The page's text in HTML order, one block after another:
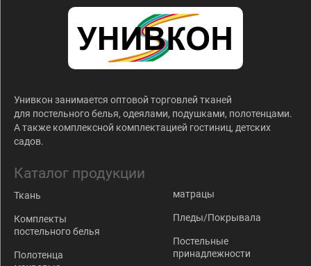
Унивкон занимается оптовой торговлей тканей
для постельного белья, одеялами, подушками, полотенцами.
А также комплексной комплектацией гостиниц, детских
садов.
Каталог продукции
Ткань
Комплекты
постельного белья
Полотенца
матрацы
Пледы/Покрывала
Постельные
принадлежности